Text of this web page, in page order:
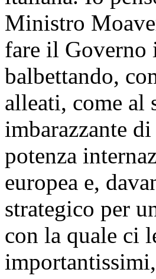
Ministro
fare il Governo
balbettando,
alleati, come al
imbarazzante
potenza
europea e,
strategico per
con la quale ci